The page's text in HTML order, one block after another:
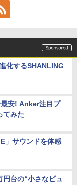
化するSHANLING
安! Anker注目プ
てみた
」サウンドを体感
円台の“小さなピュ